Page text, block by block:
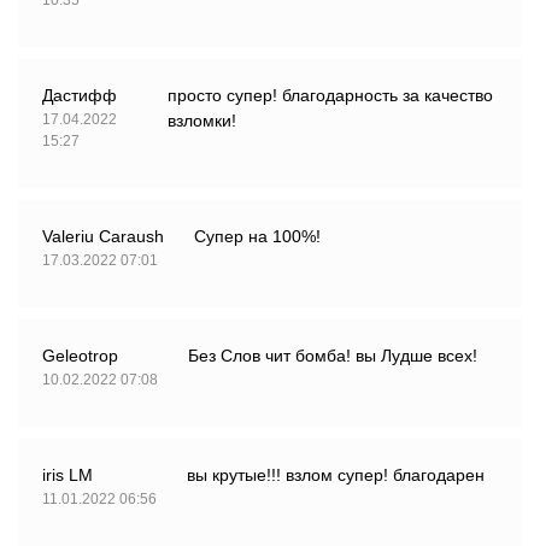
Дастифф
17.04.2022
15:27
просто супер! благодарность за качество
взломки!
Valeriu Caraush
17.03.2022 07:01
Супер на 100%!
Geleotrop
10.02.2022 07:08
Без Слов чит бомба! вы Лудше всех!
iris LM
11.01.2022 06:56
вы крутые!!! взлом супер! благодарен